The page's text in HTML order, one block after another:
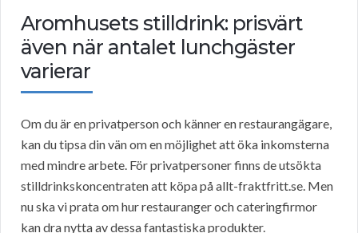
Aromhusets stilldrink: prisvärt
även när antalet lunchgäster
varierar
Om du är en privatperson och känner en restaurangägare,
kan du tipsa din vän om en möjlighet att öka inkomsterna
med mindre arbete. För privatpersoner finns de utsökta
stilldrinkskoncentraten att köpa på allt-fraktfritt.se. Men
nu ska vi prata om hur restauranger och cateringfirmor
kan dra nytta av dessa fantastiska produkter.